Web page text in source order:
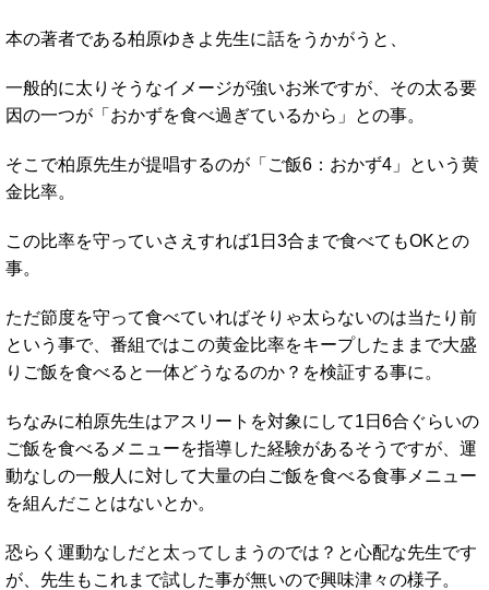
本の著者である柏原ゆきよ先生に話をうかがうと、
一般的に太りそうなイメージが強いお米ですが、その太る要
因の一つが「おかずを食べ過ぎているから」との事。
そこで柏原先生が提唱するのが「ご飯6：おかず4」という黄
金比率。
この比率を守っていさえすれば1日3合まで食べてもOKとの
事。
ただ節度を守って食べていればそりゃ太らないのは当たり前
という事で、番組ではこの黄金比率をキープしたままで大盛
りご飯を食べると一体どうなるのか？を検証する事に。
ちなみに柏原先生はアスリートを対象にして1日6合ぐらいの
ご飯を食べるメニューを指導した経験があるそうですが、運
動なしの一般人に対して大量の白ご飯を食べる食事メニュー
を組んだことはないとか。
恐らく運動なしだと太ってしまうのでは？と心配な先生です
が、先生もこれまで試した事が無いので興味津々の様子。